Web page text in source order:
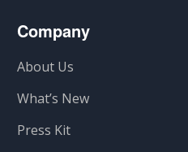
Company
About Us
What’s New
Press Kit